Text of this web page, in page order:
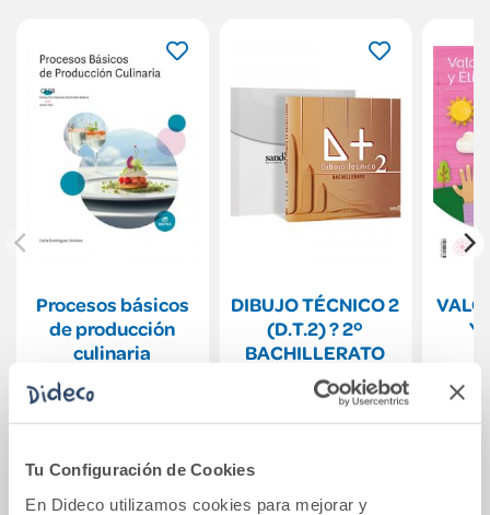
Tu Configuración de Cookies
En Dideco utilizamos cookies para mejorar y
Procesos básicos
de producción
culinaria
17,50€
DIBUJO TÉCNICO 2
(D.T.2) ? 2º
BACHILLERATO
50,00€
Y